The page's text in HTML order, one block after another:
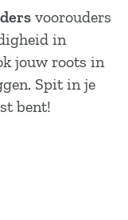
voorouders
in
jouw roots in
Spit in je
bent!